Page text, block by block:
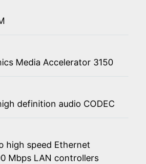
Media Accelerator 3150
definition audio CODEC
high speed Ethernet
Mbps LAN controllers